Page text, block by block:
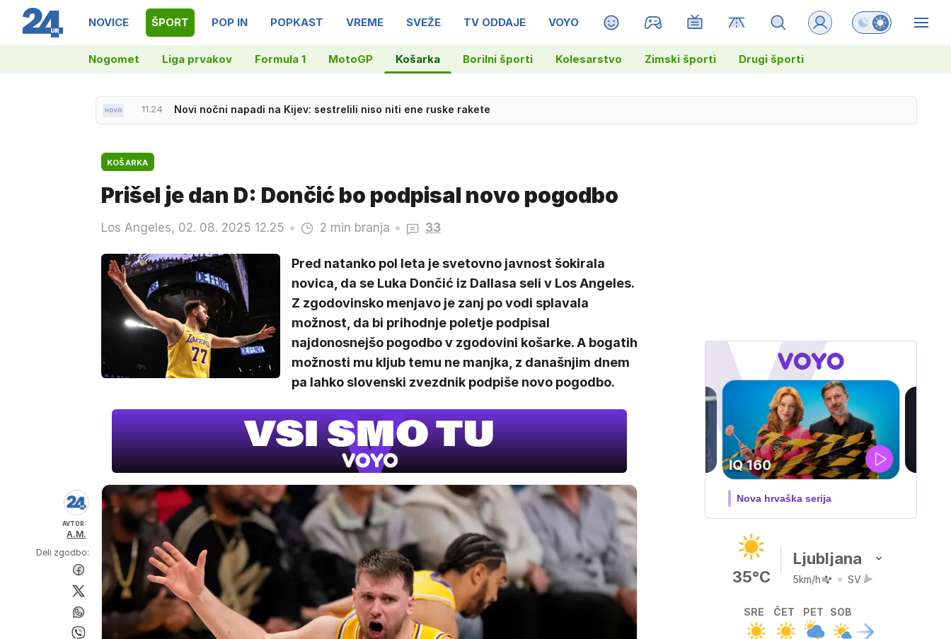
NOVICE ŠPORT POP IN POPKAST VREME SVEŽE TV ODDAJE VOYO MAGAZIN Preklopi barvni
Nogomet Liga prvakov Formula 1 MotoGP Košarka Borilni športi Kolesarstvo Zimski športi Drugi športi
10.37 Salahu v Turčiji vrtoglava plača in odstotek od prodanih dresov
KOŠARKA
Prišel je dan D: Dončić bo podpisal novo pogodbo
Los Angeles, 02. 08. 2025 12.25 2 min branja 33
Pred natanko pol leta je svetovno javnost šokirala
novica, da se Luka Dončić iz Dallasa seli v Los Angeles.
Z zgodovinsko menjavo je zanj po vodi splavala
možnost, da bi prihodnje poletje podpisal
najdonosnejšo pogodbo v zgodovini košarke. A bogatih
možnosti mu kljub temu ne manjka, z današnjim dnem
pa lahko slovenski zvezdnik podpiše novo pogodbo.
AVTOR:
A.M.
Deli zgodbo:
DOSJE JARAK
3. sezona dokumentarne serije
35°C
Ljubljana
5km/h SV
SRE ČET PET SOB